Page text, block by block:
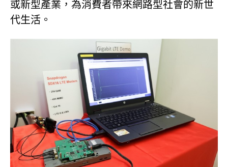
或新型產業，為消費者帶來網路型社會的新世
代生活。